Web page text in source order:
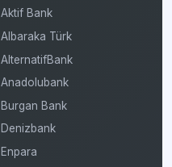
Aktif Bank
Albaraka Türk
AlternatifBank
Anadolubank
Burgan Bank
Denizbank
Enpara